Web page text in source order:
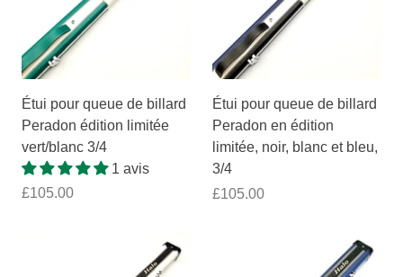
Étui pour queue de billard
Peradon édition limitée
vert/blanc 3/4
1 avis
£105.00
Étui pour queue de billard
Peradon en édition
limitée, noir, blanc et bleu,
3/4
£105.00